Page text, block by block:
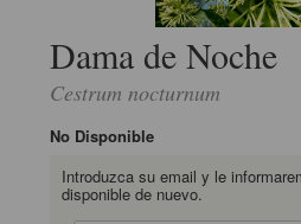
Dama de Noche
Cestrum nocturnum
No Disponible
Introduzca su email y le
disponible de nuevo.